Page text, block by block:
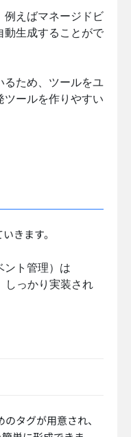
例えばマネージドビ
動生成することがで
るため、ツールをユ
ツールを作りやすい
きます。
ント管理）は
っかり実装され
タグが用意され、